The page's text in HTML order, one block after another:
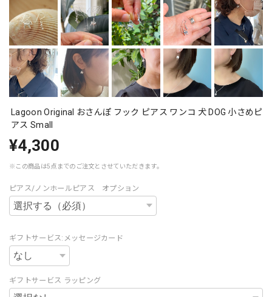
Lagoon Original おさんぽ フック ピアス ワンコ 犬 DOG 小さめピ
アス Small
¥4,300
※この商品は5点までのご注文とさせていただきます。
ピアス/ノンホールピアス オプション
ギフトサービス:メッセージカード
ギフトサービス ラッピング